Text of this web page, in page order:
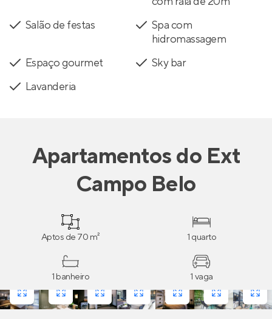
Salão de festas
Spa com
hidromassagem
Espaço gourmet
Sky bar
Lavanderia
Apartamentosdo Ext
Campo Belo
Aptos de 70 m² 1 quarto
1 banheiro 1 vaga